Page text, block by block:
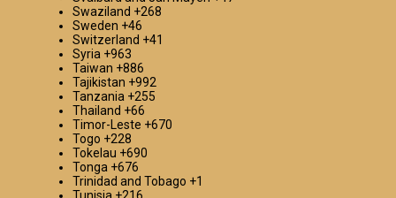
Swaziland +268
Sweden +46
Switzerland +41
Syria +963
Taiwan +886
Tajikistan +992
Tanzania +255
Thailand +66
Timor-Leste +670
Togo +228
Tokelau +690
Tonga +676
Trinidad and Tobago +1